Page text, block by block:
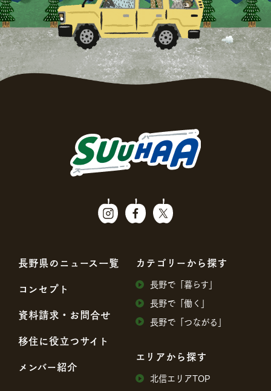
⻑野県のニュース⼀覧
コンセプト
資料請求・お問合せ
移住に役⽴つサイト
メンバー紹介
カテゴリーから探す
⻑野で「暮らす」
⻑野で「働く」
⻑野で「つながる」
エリアから探す
北信エリアTOP